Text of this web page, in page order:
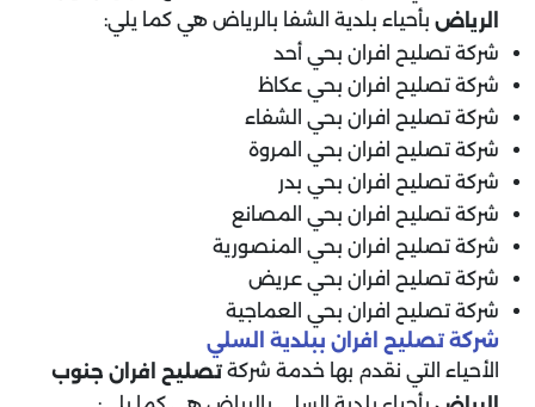
الرياض بأحياء بلدية الشفا بالرياض هي كما يلي:
شركة تصليح افران بحي أحد
شركة تصليح افران بحي عكاظ
شركة تصليح افران بحي الشفاء
شركة تصليح افران بحي المروة
شركة تصليح افران بحي بدر
شركة تصليح افران بحي المصانع
شركة تصليح افران بحي المنصورية
شركة تصليح افران بحي عريض
شركة تصليح افران بحي العماجية
شركة تصليح افران ببلدية السلي
الأحياء التي نقدم بها خدمة شركة تصليح افران جنوب